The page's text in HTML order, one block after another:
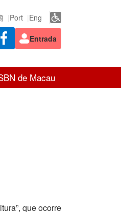
Port Eng
Entrada
de Macau
que ocorre